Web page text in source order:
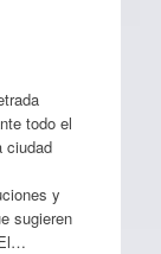
todo el
ciudad
y
sugieren